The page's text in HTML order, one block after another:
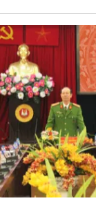
“Đề cương Văn
tướng Chính
lãnh đạo Đảng,